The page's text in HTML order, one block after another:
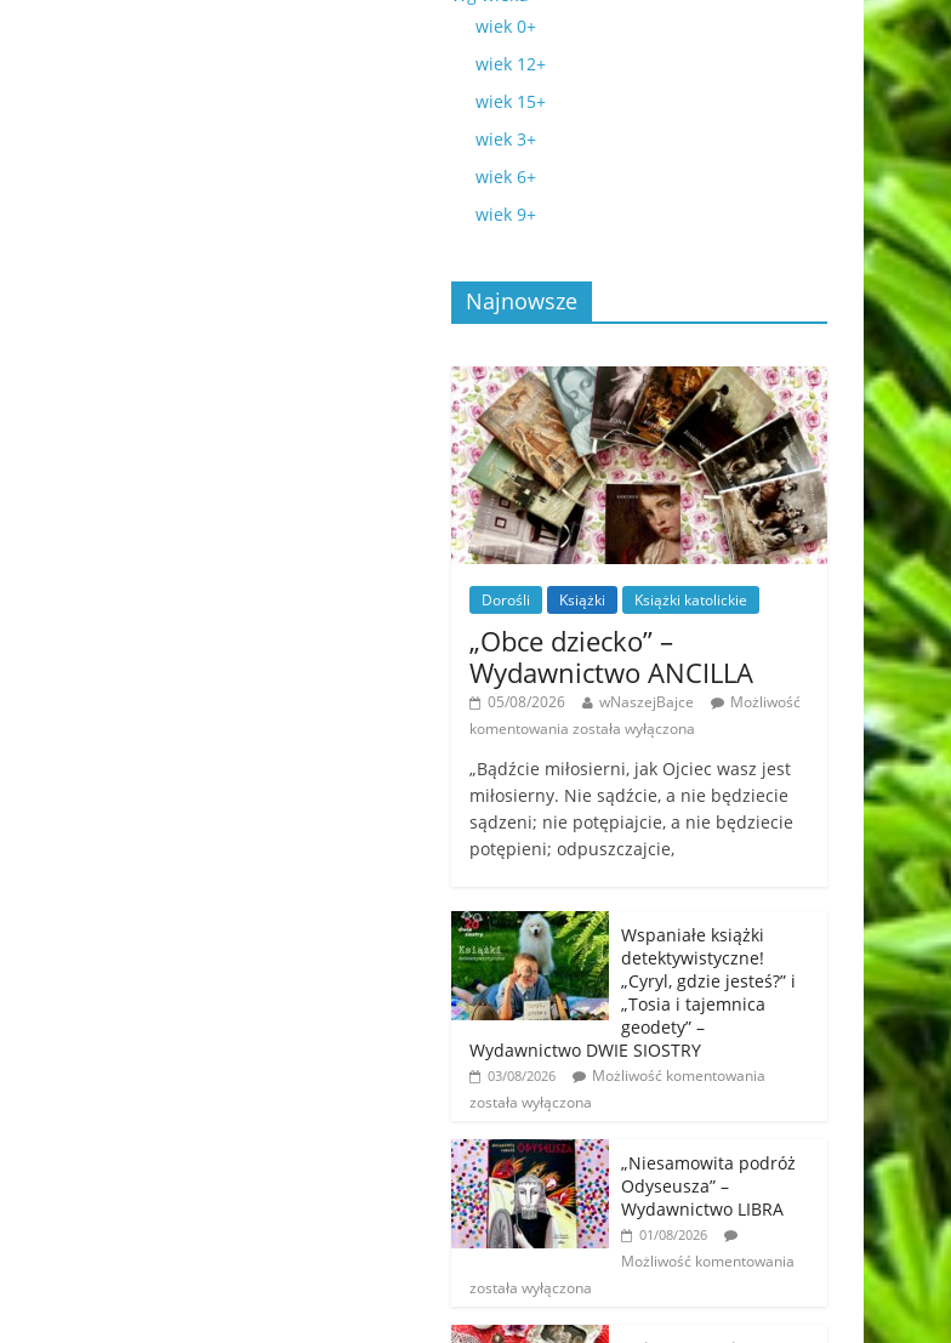
wiek 0+
wiek 12+
wiek 15+
wiek 3+
wiek 6+
wiek 9+
Najnowsze
Dorośli Książki Książki katolickie
„Obce dziecko” –
Wydawnictwo ANCILLA
05/08/2026 wNaszejBajce
Możliwość
komentowania została wyłączona
„Bądźcie miłosierni, jak Ojciec wasz jest
miłosierny. Nie sądźcie, a nie będziecie
sądzeni; nie potępiajcie, a nie będziecie
potępieni; odpuszczajcie,
Wspaniałe książki
detektywistyczne!
„Cyryl, gdzie jesteś?” i
„Tosia i tajemnica
geodety” –
Wydawnictwo DWIE SIOSTRY
03/08/2026
Możliwość komentowania
została wyłączona
„Niesamowita podróż
Odyseusza” –
Wydawnictwo LIBRA
01/08/2026
Możliwość komentowania
została wyłączona